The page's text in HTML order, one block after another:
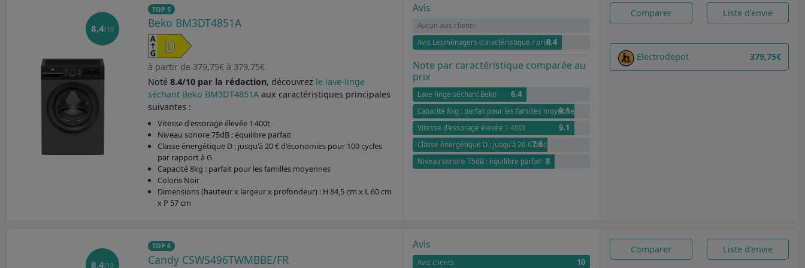
8,4/10
TOP 5
Beko BM3DT4851A
à partir de 379,75€ à 379,75€
Noté8.4/10 par la rédaction, découvrez le lave-linge
séchant Beko BM3DT4851Aaux caractéristiques principales
suivantes :
Vitesse d'essorage élevée 1 400t
Niveau sonore 75dB : équilibre parfait
Classe énergétique D : jusqu'à 20 € d'économies pour 100 cycles
par rapport à G
Capacité 8kg : parfait pour les familles moyennes
Coloris Noir
Dimensions (hauteur x largeur x profondeur) : H 84,5 cm x L 60 cm
x P 57 cm
Avis
Aucun avis clients
Avis Lesménagers (caractéristique / prix)8.4
Note par caractéristique comparée au
prix
Lave-linge séchant Beko 6.4
Capacité 8kg : parfait pour les familles moyennes
9.1
Vitesse d'essorage élevée 1 400t 9.1
Classe énergétique D : jusqu'à 20 € d'économies pour 100 cycles par rapport à G
7.6
Niveau sonore 75dB : équilibre parfait 8
Comparer Liste d'envie
Electrodepot 379,75€
8,4/10
TOP 6
Candy CSWS496TWMBBE/FR
Avis
Avis clients 10
Comparer Liste d'envie